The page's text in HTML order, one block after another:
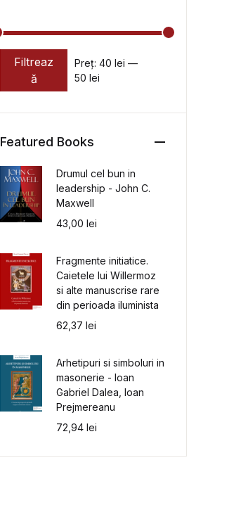
Preț minim
Preț maxim
Filtreaz
ă
Preț:40 lei —
50 lei
Featured Books
Drumul cel bun in
leadership - John C.
Maxwell
43,00lei
Fragmente initiatice.
Caietele lui Willermoz
si alte manuscrise rare
din perioada iluminista
62,37lei
Arhetipuri si simboluri in
masonerie - Ioan
Gabriel Dalea, Ioan
Prejmereanu
72,94lei